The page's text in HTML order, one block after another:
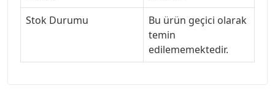
Stok Durumu
Bu ürün geçici olarak
temin
edilememektedir.